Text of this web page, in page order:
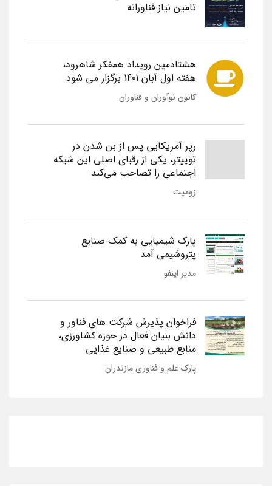
تامین نیاز فناورانه
هشتادمین رویداد همفکر شاهرود،
هفته اول آبان 1401 برگزار می شود
کانون نوآوران و فناوران
رپر آمریکایی پس از بن شدن در
توییتر، یکی از رقبای اصلی این شبکه
اجتماعی را تصاحب می‌کند
زومیت
پارک شیمیایی به کمک صنایع
پتروشیمی آمد
مدیر اینفو
فراخوان پذیرش شرکت های فناور و
دانش بنیان فعال در حوزه کشاورزی،
منابع طبیعی و صنایع غذایی
پارک علم و فناوری مازندران